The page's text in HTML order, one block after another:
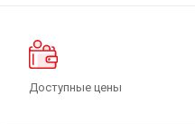
Доступные цены